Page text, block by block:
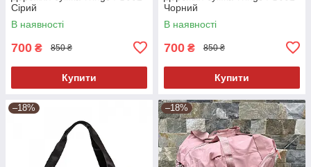
Сірий
В наявності
700 ₴ 850 ₴
Купити
Чорний
В наявності
700 ₴ 850 ₴
Купити
–18% –18%